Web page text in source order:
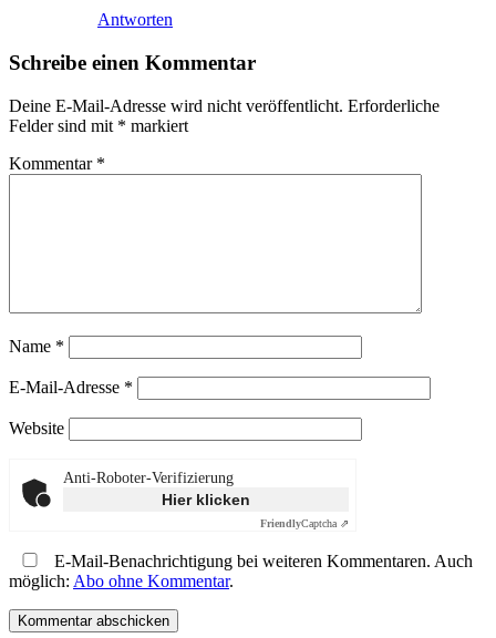
Antworten
Schreibe einen Kommentar
Deine E-Mail-Adresse wird nicht veröffentlicht. Erforderliche
Felder sind mit * markiert
Kommentar *
Name *
E-Mail-Adresse *
Website
Anti-Roboter-Verifizierung
Hier klicken
FriendlyCaptcha ⇗
E-Mail-Benachrichtigung bei weiteren Kommentaren. Auch
möglich: Abo ohne Kommentar.